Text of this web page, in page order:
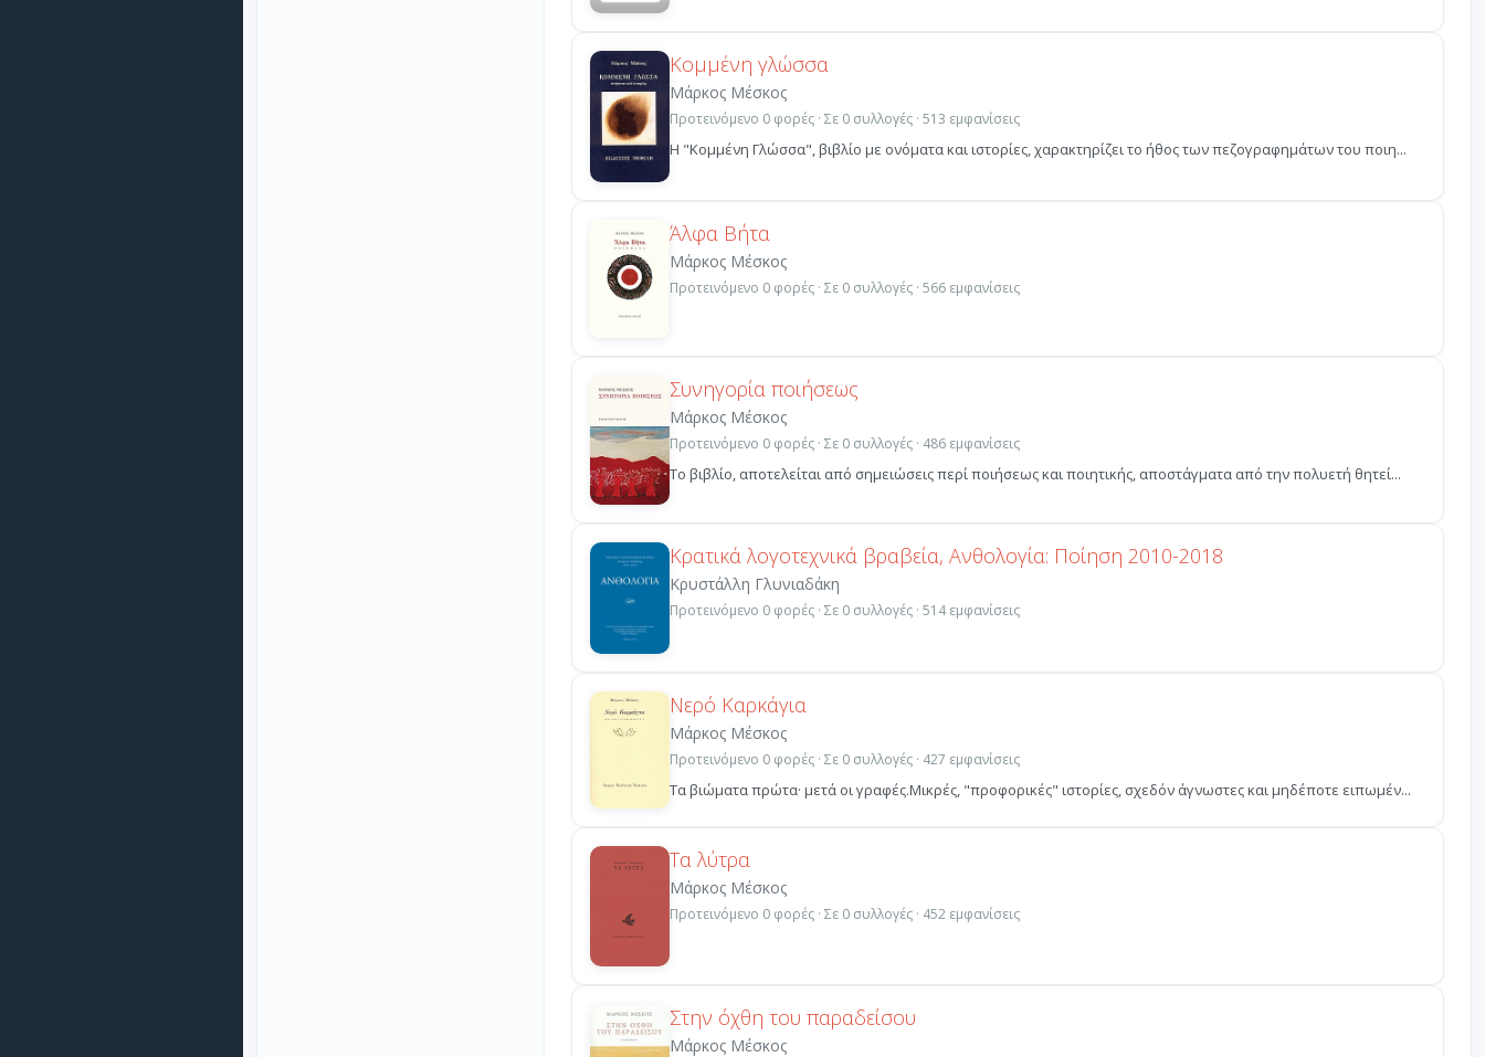
Κομμένη γλώσσα
Μάρκος Μέσκος
Προτεινόμενο 0 φορές · Σε 0 συλλογές · 513 εμφανίσεις
Η "Κομμένη Γλώσσα", βιβλίο με ονόματα και ιστορίες, χαρακτηρίζει το ήθος των πεζογραφημάτων του ποιη...
Άλφα Βήτα
Μάρκος Μέσκος
Προτεινόμενο 0 φορές · Σε 0 συλλογές · 566 εμφανίσεις
Συνηγορία ποιήσεως
Μάρκος Μέσκος
Προτεινόμενο 0 φορές · Σε 0 συλλογές · 486 εμφανίσεις
Το βιβλίο, αποτελείται από σημειώσεις περί ποιήσεως και ποιητικής, αποστάγματα από την πολυετή θητεί...
Κρατικά λογοτεχνικά βραβεία, Ανθολογία: Ποίηση 2010-2018
Κρυστάλλη Γλυνιαδάκη
Προτεινόμενο 0 φορές · Σε 0 συλλογές · 514 εμφανίσεις
Νερό Καρκάγια
Μάρκος Μέσκος
Προτεινόμενο 0 φορές · Σε 0 συλλογές · 427 εμφανίσεις
Τα βιώματα πρώτα· μετά οι γραφές.Μικρές, "προφορικές" ιστορίες, σχεδόν άγνωστες και μηδέποτε ειπωμέν...
Τα λύτρα
Μάρκος Μέσκος
Προτεινόμενο 0 φορές · Σε 0 συλλογές · 452 εμφανίσεις
Στην όχθη του παραδείσου
Μάρκος Μέσκος